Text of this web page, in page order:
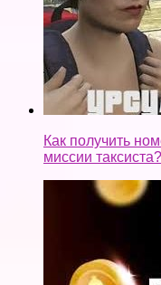
Как получить
миссии